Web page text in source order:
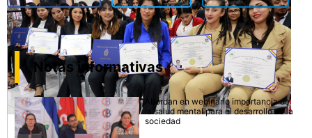
Notas informativas
Abordan en webinario importancia de
la salud mental para el desarrollo de la
sociedad